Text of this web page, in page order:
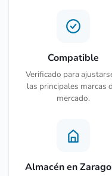
Compatible
Verificado para
las principales marcas
mercado.
Almacén en